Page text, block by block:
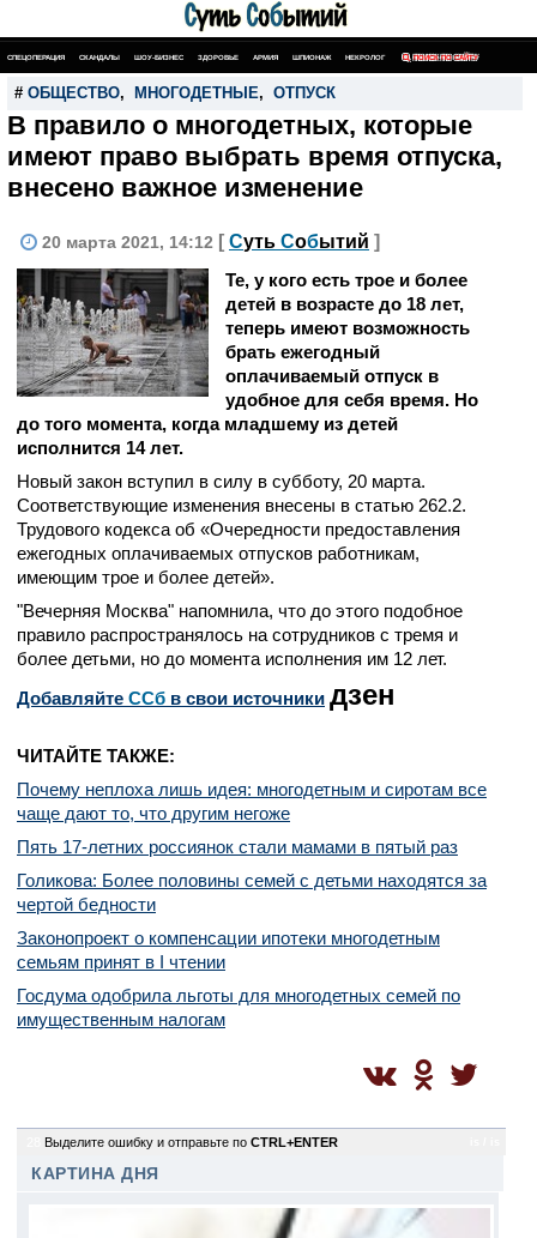
СПЕЦОПЕРАЦИЯ СКАНДАЛЫ ШОУ-БИЗНЕС ЗДОРОВЬЕ АРМИЯ ШПИОНАЖ НЕКРОЛОГ ПОИСК ПО САЙТУ
# ОБЩЕСТВО, МНОГОДЕТНЫЕ, ОТПУСК
В правило о многодетных, которые
имеют право выбрать время отпуска,
внесено важное изменение
20 марта 2021, 14:12 [ Суть Событий ]
Те, у кого есть трое и более
детей в возрасте до 18 лет,
теперь имеют возможность
брать ежегодный
оплачиваемый отпуск в
удобное для себя время. Но
до того момента, когда младшему из детей
исполнится 14 лет.
Новый закон вступил в силу в субботу, 20 марта.
Соответствующие изменения внесены в статью 262.2.
Трудового кодекса об «Очередности предоставления
ежегодных оплачиваемых отпусков работникам,
имеющим трое и более детей».
"Вечерняя Москва" напомнила, что до этого подобное
правило распространялось на сотрудников с тремя и
более детьми, но до момента исполнения им 12 лет.
Добавляйте CСб в свои источники дзен
ЧИТАЙТЕ ТАКЖЕ:
Почему неплоха лишь идея: многодетным и сиротам все
чаще дают то, что другим негоже
Пять 17-летних россиянок стали мамами в пятый раз
Голикова: Более половины семей с детьми находятся за
чертой бедности
Законопроект о компенсации ипотеки многодетным
семьям принят в I чтении
Госдума одобрила льготы для многодетных семей по
имущественным налогам
Выделите ошибку и отправьте по CTRL+ENTER
КАРТИНА ДНЯ